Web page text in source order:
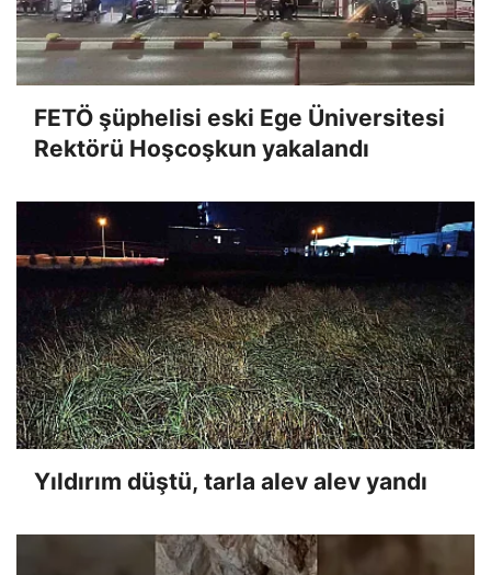
FETÖ şüphelisi eski Ege Üniversitesi
Rektörü Hoşcoşkun yakalandı
Yıldırım düştü, tarla alev alev yandı